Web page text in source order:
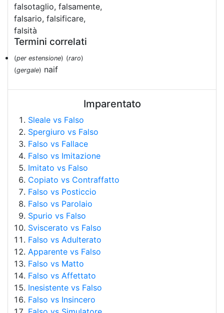
falsotaglio, falsamente,
falsario, falsificare,
falsità
Termini correlati
(per estensione) (raro)
(gergale) naif
Imparentato
Sleale vs Falso
Spergiuro vs Falso
Falso vs Fallace
Falso vs Imitazione
Imitato vs Falso
Copiato vs Contraffatto
Falso vs Posticcio
Falso vs Parolaio
Spurio vs Falso
Sviscerato vs Falso
Falso vs Adulterato
Apparente vs Falso
Falso vs Matto
Falso vs Affettato
Inesistente vs Falso
Falso vs Insincero